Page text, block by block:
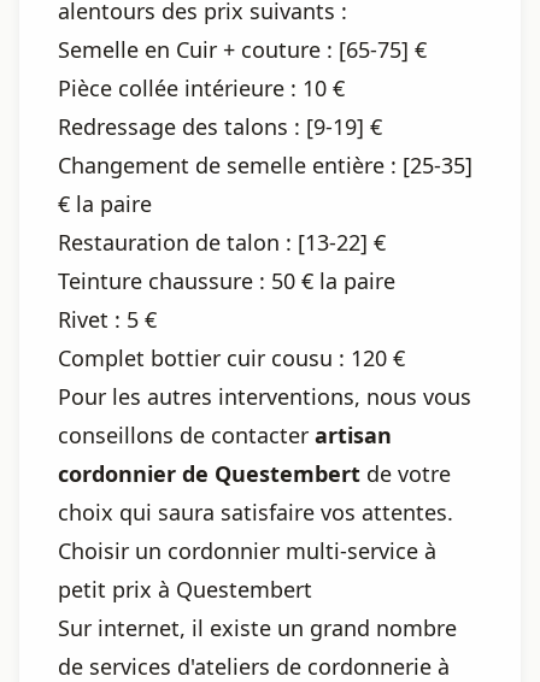
alentours des prix suivants :
Semelle en Cuir + couture : [65-75] €
Pièce collée intérieure : 10 €
Redressage des talons : [9-19] €
Changement de semelle entière : [25-35]
€ la paire
Restauration de talon : [13-22] €
Teinture chaussure : 50 € la paire
Rivet : 5 €
Complet bottier cuir cousu : 120 €
Pour les autres interventions, nous vous
conseillons de contacter artisan
cordonnier de Questembert de votre
choix qui saura satisfaire vos attentes.
Choisir un cordonnier multi-service à
petit prix à Questembert
Sur internet, il existe un grand nombre
de services d'ateliers de cordonnerie à